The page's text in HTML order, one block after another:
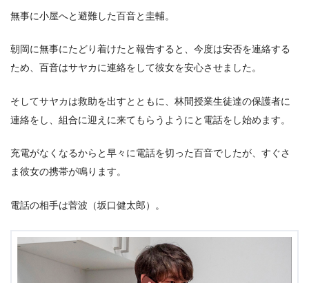
無事に小屋へと避難した百音と圭輔。
朝岡に無事にたどり着けたと報告すると、今度は安否を連絡する
ため、百音はサヤカに連絡をして彼女を安心させました。
そしてサヤカは救助を出すとともに、林間授業生徒達の保護者に
連絡をし、組合に迎えに来てもらうようにと電話をし始めます。
充電がなくなるからと早々に電話を切った百音でしたが、すぐさ
ま彼女の携帯が鳴ります。
電話の相手は菅波（坂口健太郎）。